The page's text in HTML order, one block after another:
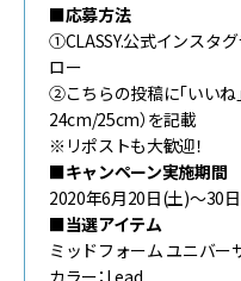
■応募方法
①CLASSY.公式インスタ
ロー
②こちらの投稿に「いいね
24cm/25cm）を記載
※リポストも大歓迎！
■キャンペーン実施期間
2020年6月20日(土)〜30
■当選アイテム
ミッドフォーム ユニバーサ
カラー：Lead